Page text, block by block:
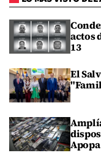
actos
13
El